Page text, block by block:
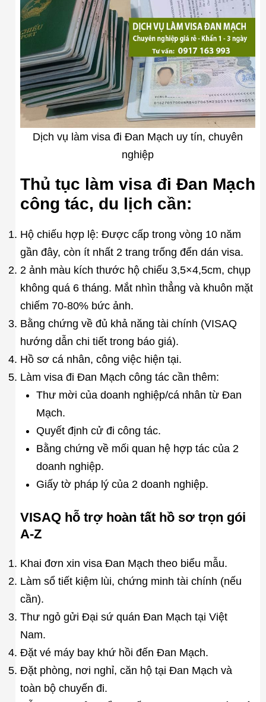
Dịch vụ làm visa đi Đan Mạch uy tín, chuyên
nghiệp
Thủ tục làm visa đi Đan Mạch
công tác, du lịch cần:
Hộ chiếu hợp lệ: Được cấp trong vòng 10 năm
gần đây, còn ít nhất 2 trang trống đển dán visa.
2 ảnh màu kích thước hộ chiếu 3,5×4,5cm, chụp
không quá 6 tháng. Mắt nhìn thẳng và khuôn mặt
chiếm 70-80% bức ảnh.
Bằng chứng về đủ khả năng tài chính (VISAQ
hướng dẫn chi tiết trong báo giá).
Hồ sơ cá nhân, công việc hiện tại.
Làm visa đi Đan Mạch công tác cần thêm:
Thư mời của doanh nghiệp/cá nhân từ Đan
Mạch.
Quyết định cử đi công tác.
Bằng chứng về mối quan hệ hợp tác của 2
doanh nghiệp.
Giấy tờ pháp lý của 2 doanh nghiệp.
VISAQ hỗ trợ hoàn tất hồ sơ trọn gói
A-Z
Khai đơn xin visa Đan Mạch theo biểu mẫu.
Làm sổ tiết kiệm lùi, chứng minh tài chính (nếu
cần).
Thư ngỏ gửi Đại sứ quán Đan Mạch tại Việt
Nam.
Đặt vé máy bay khứ hồi đến Đan Mạch.
Đặt phòng, nơi nghỉ, căn hộ tại Đan Mạch và
toàn bộ chuyến đi.